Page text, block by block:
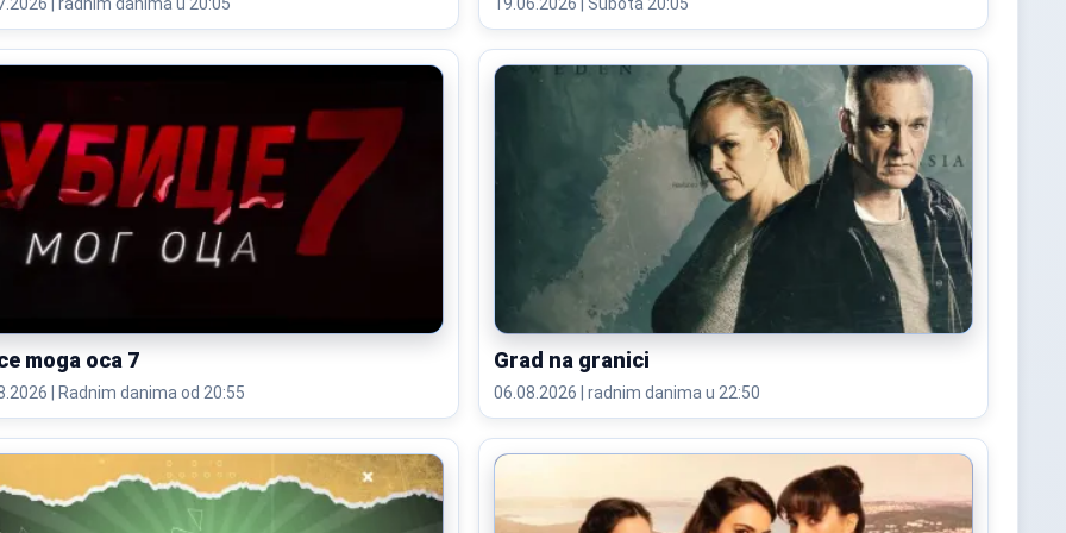
moga oca 7
06.08.2026 | Radnim danima od 20:55
Grad na granici
06.08.2026 | radnim danima u 22:50